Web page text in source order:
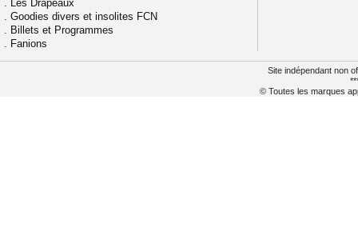
. Les Drapeaux
. Goodies divers et insolites FCN
. Billets et Programmes
. Fanions
Site indépendant non
© Toutes les marques